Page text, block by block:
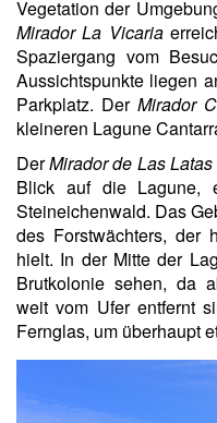
Vegetation der
Mirador La Vicaria
Spaziergang vom
Aussichtspunkte liegen
Parkplatz. Der Mirador
kleineren Lagune
DerMirador de Las Latas
Blick auf die Lagune,
Steineichenwald. Das
des Forstwächters, der
hielt. In der Mitte der
Brutkolonie sehen, da
weit vom Ufer entfernt
Fernglas, um überhaupt